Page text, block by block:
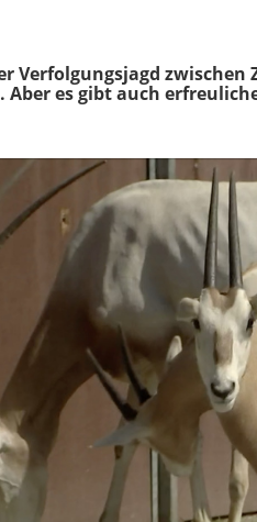
Verfolgungsjagd
es gibt auch